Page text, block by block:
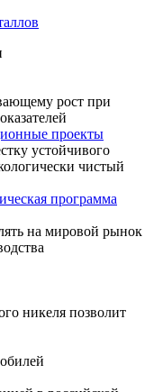
рост при
проекты
устойчивого
чистый
программа
на мировой рынок
никеля позволит